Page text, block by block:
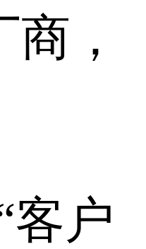
，
客户